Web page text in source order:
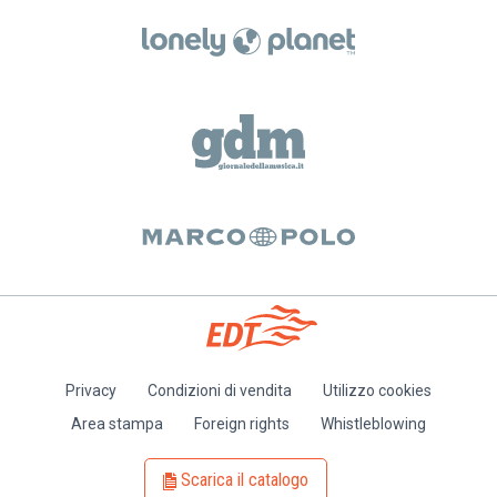
Privacy Condizioni di vendita
Utilizzo cookies
Area stampa
Foreign rights Whistleblowing
Scarica il catalogo